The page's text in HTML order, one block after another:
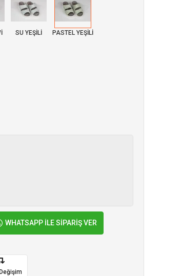
SU YEŞİLİ PASTEL YEŞİLİ
WHATSAPP İLE SİPARİŞ VER